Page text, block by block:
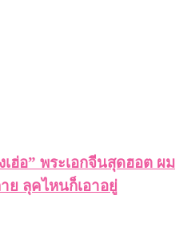
เฮ่อ” พระเอกจีนสุดฮอต ผม
ย ลุคไหนก็เอาอยู่